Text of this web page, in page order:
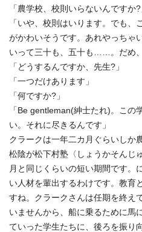
「農学校、校則いらないんですか?
「いや、校則はいります。でも、
がかわいそうです。あれやっちゃ
いって三十も、五十も……。だめ、
「どうするんですか、先生?」
「一つだけあります」
「何ですか?」
「Be gentleman(紳士たれ)。この
い。それに尽きるんです」
クラークは一年二カ月ぐらいしか
松陰が松下村塾〈しょうかそんじ
月と同じくらいの短い期間です。
い人材を輩出するわけです。教育
すね。クラークさんは任期を終え
いませんから、船に乗るために馬
ていった学生たちに、後ろを振り